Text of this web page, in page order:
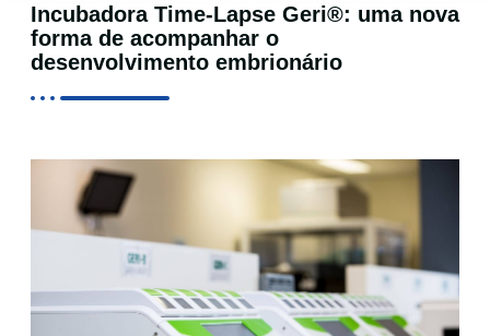
Incubadora Time-Lapse Geri®: uma nova
forma de acompanhar o
desenvolvimento embrionário